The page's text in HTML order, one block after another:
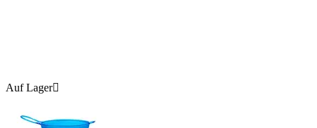
Auf Lager